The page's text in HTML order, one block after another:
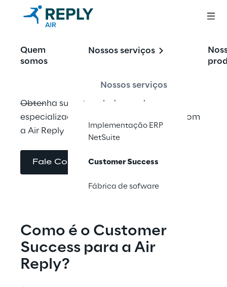
Quem
somos
Nossos serviços
Nossos serviços
Implementação ERP
NetSuite
Customer Success
Fábrica de sofware
Customer Success
Obtenha suporte sob demanda
especializado em ERP Oracle NetSuite com
a Air Reply
Fale Conosco
Como é o Customer
Success para a Air
Reply?